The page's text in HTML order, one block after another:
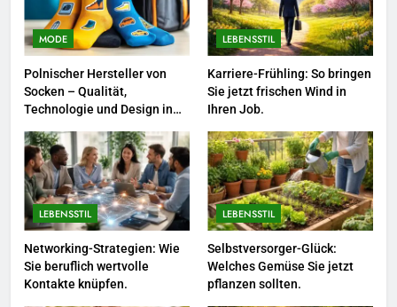
Berufliche Neuorientierung: Mut
zum Quereinstieg in der neuen
Saison.
LEBENSSTIL
8
Farbenpracht statt Wintergrau:
So kombinieren Sie Pastelltöne
in diesem Jahr.
MODE
1
Polnischer Hersteller von
Socken – Qualität, Technologie
und Design in einem
MODE
Polnischer Hersteller von
Socken – Qualität,
Technologie und Design in
LEBENSSTIL
Karriere-Frühling: So bringen
Sie jetzt frischen Wind in
Ihren Job.
LEBENSSTIL
Networking-Strategien: Wie
Sie beruflich wertvolle
Kontakte knüpfen.
LEBENSSTIL
Selbstversorger-Glück:
Welches Gemüse Sie jetzt
pflanzen sollten.